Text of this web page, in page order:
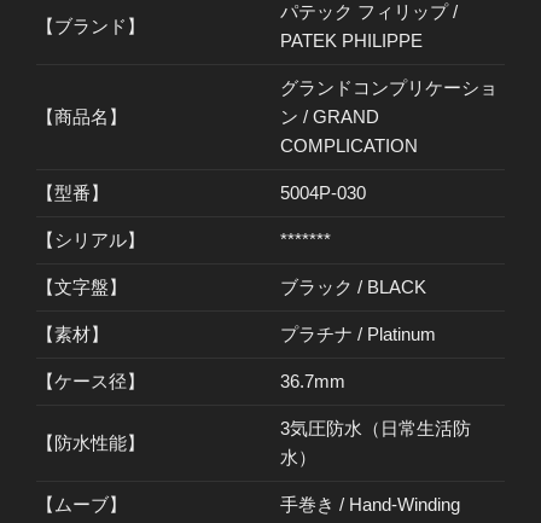
【ブランド】
パテック フィリップ /
PATEK PHILIPPE
【商品名】
グランドコンプリケーショ
ン / GRAND
COMPLICATION
【型番】 5004P-030
【シリアル】 *******
【文字盤】 ブラック / BLACK
【素材】 プラチナ / Platinum
【ケース径】 36.7mm
【防水性能】
3気圧防水（日常生活防
水）
【ムーブ】 手巻き / Hand-Winding